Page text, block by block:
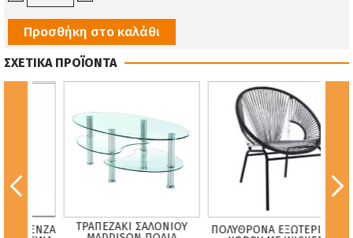
Προσθήκη στο καλάθι
ΣΧΕΤΙΚΑ ΠΡΟΪΟΝΤΑ
ΤΡΑΠΕΖΑΚΙ ΣΑΛΟΝΙΟΥ
ΠΟΛΥΘΡΟΝΑ ΕΞΩΤΕΡΙΚΟΥ